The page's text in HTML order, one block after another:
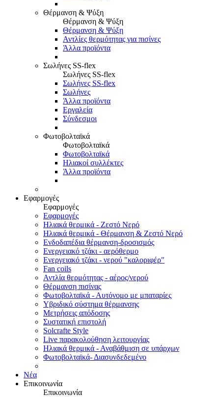
Θέρμανση & Ψύξη
Θέρμανση & Ψύξη
Θέρμανση & Ψύξη
Αντλίες θερμότητας για πισίνες
Άλλα προϊόντα
Σωλήνες SS-flex
Σωλήνες SS-flex
Σωλήνες SS-flex
Σωλήνες
Άλλα προϊόντα
Εργαλεία
Σύνδεσμοι
Φωτοβολταϊκά
Φωτοβολταϊκά
Φωτοβολταϊκά
Ηλιακοί συλλέκτες
Άλλα προϊόντα
Εφαρμογές
Εφαρμογές
Εφαρμογές
Ηλιακά θερμικά - Ζεστό Νερό
Ηλιακά θερμικά - Θέρμανση & Ζεστό Νερό
Ενδοδαπέδια θέρμανση-δροσισμός
Ενεργειακό τζάκι - αερόθερμο
Ενεργειακό τζάκι - νερού "καλοριφέρ"
Fan coils
Αντλία θερμότητας - αέρος/νερού
Θέρμανση πισίνας
Φωτοβολταϊκά - Αυτόνομο με μπαταρίες
Υβριδικό σύστημα θέρμανσης
Μετρήσεις απόδοσης
Συστατική επιστολή
Solcrafte Style
Live παρακολούθηση λειτουργίας
Ηλιακά θερμικά - Αναβάθμιση σε υπάρχων
Φωτοβολταϊκά- Διασυνδεδεμένο
Νέα
Επικοινωνία
Επικοινωνία